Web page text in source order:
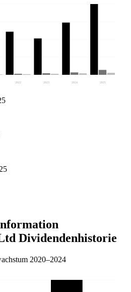
2022 2023 2024 2025
Dividendenhistorie
2020–2024